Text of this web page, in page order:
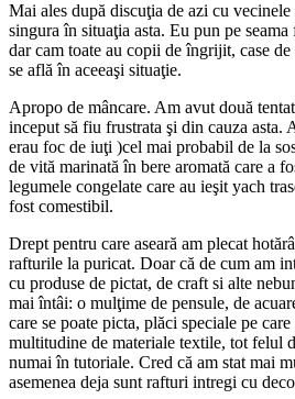
Mai ales după discuţia de azi cu
singura în situaţia asta. Eu pun pe
dar cam toate au copii de îngrijit, case
se află în aceeaşi situaţie.
Apropo de mâncare. Am avut două
inceput să fiu frustrata şi din cauza asta.
erau foc de iuţi )cel mai probabil de la
de vită marinată în bere aromată care a
legumele congelate care au ieşit yach
fost comestibil.
Drept pentru care aseară am plecat
rafturile la puricat. Doar că de cum am
cu produse de pictat, de craft si alte
mai întâi: o mulţime de pensule, de
care se poate picta, plăci speciale pe
multitudine de materiale textile, tot felul
numai în tutoriale. Cred că am stat mai
asemenea deja sunt rafturi intregi cu